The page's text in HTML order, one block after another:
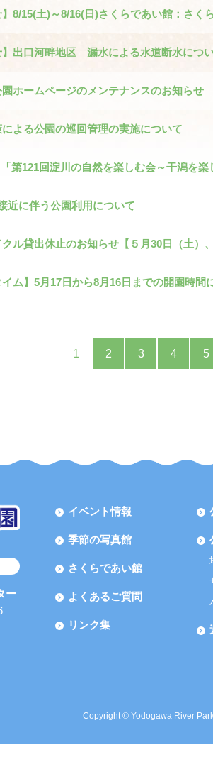
】8/15(土)～8/16(日)さくらであい館：さ
】出口河畔地区 漏水による水道断水につ
ホームページのメンテナンスのお知らせ
よる公園の巡回管理の実施について
第121回淀川の自然を楽しむ会～干潟を
近に伴う公園利用について
ル貸出休止のお知らせ【５月30日（土）
イム】5月17日から8月16日までの開園時間
1 2 3 4 5
ー
イベント情報
季節の写真館
さくらであい館
よくあるご質問
リンク集
Copyright © Yodogawa River